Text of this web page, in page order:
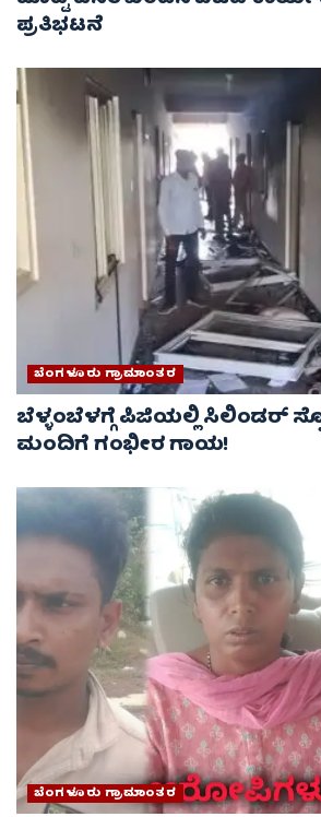
ಪ್ರತಿಭಟನೆ
ಬೆಂಗಳೂರು ಗ್ರಾಮಾಂತರ
ಬೆಳ್ಳಂಬೆಳಗ್ಗೆ ಪಿಜಿಯಲ್ಲಿ ಸಿಲಿಂಡರ್
ಮಂದಿಗೆ ಗಂಭೀರ ಗಾಯ!
ಬೆಂಗಳೂರು ಗ್ರಾಮಾಂತರ